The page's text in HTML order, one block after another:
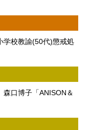
校教諭(50代)懲戒処
口博子「ANISON＆